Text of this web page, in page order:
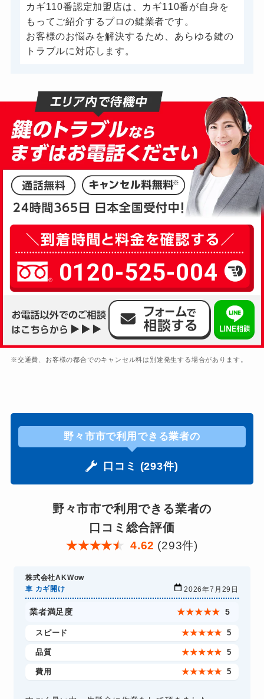
カギ110番認定加盟店は、カギ110番が自身を
もってご紹介するプロの鍵業者です。
お客様のお悩みを解決するため、あらゆる鍵の
トラブルに対応します。
0120-525-004
※交通費、お客様の都合でのキャンセル料は別途発生する場合があります。
野々市市で利用できる業者の
口コミ (293件)
野々市市で利用できる業者の
口コミ総合評価
★★★★★ 4.62 (293件)
株式会社AKWow
車 カギ開け
2026年7月29日
業者満足度 ★★★★★ 5
スピード ★★★★★ 5
品質 ★★★★★ 5
費用 ★★★★★ 5